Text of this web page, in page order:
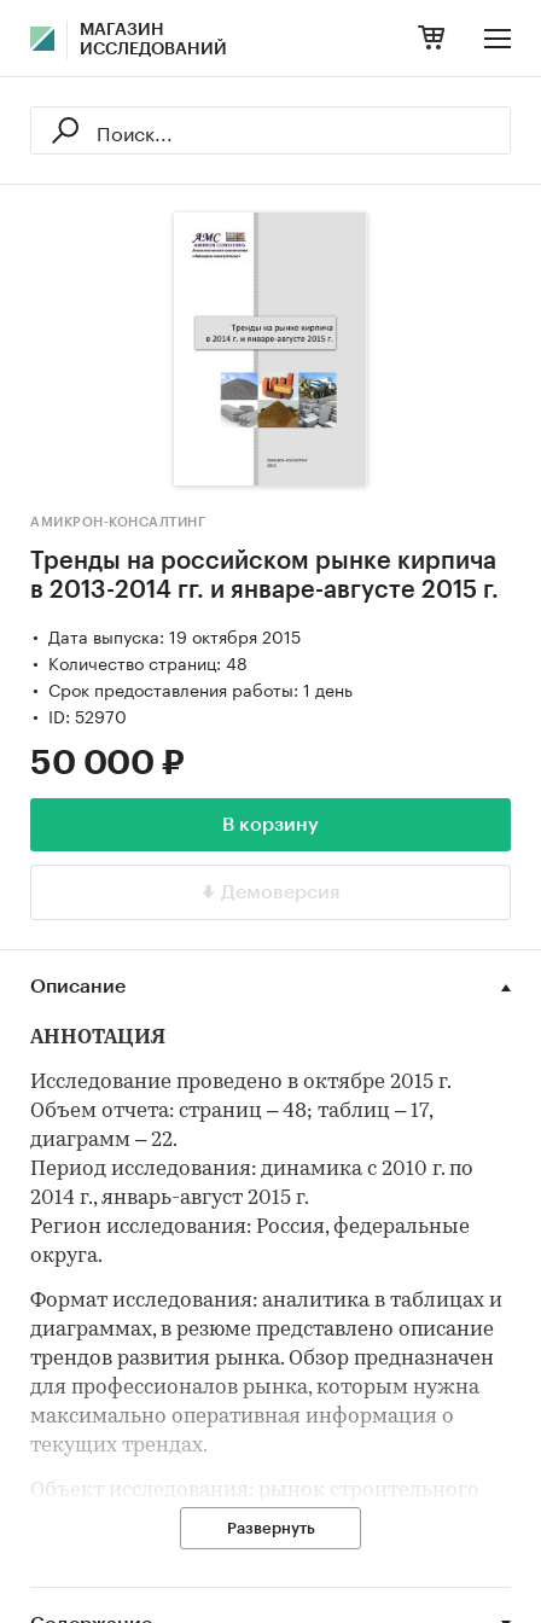
МАГАЗИН
ИССЛЕДОВАНИЙ
АМИКРОН-КОНСАЛТИНГ
Тренды на российском рынке кирпича
в 2013-2014 гг. и январе-августе 2015 г.
Дата выпуска: 19 октября 2015
Количество страниц: 48
Срок предоставления работы: 1 день
ID: 52970
50 000 ₽
В корзину
Демоверсия
Описание
АННОТАЦИЯ
Исследование проведено в октябре 2015 г.
Объем отчета: страниц – 48; таблиц – 17,
диаграмм – 22.
Период исследования: динамика с 2010 г. по
2014 г., январь-август 2015 г.
Регион исследования: Россия, федеральные
округа.
Формат исследования: аналитика в таблицах и
диаграммах, в резюме представлено описание
трендов развития рынка. Обзор предназначен
для профессионалов рынка, которым нужна
максимально оперативная информация о
текущих трендах.
Объект исследования: рынок строительного
керамического кирпича.
о ситуации на рынке кирпича:
Развернуть